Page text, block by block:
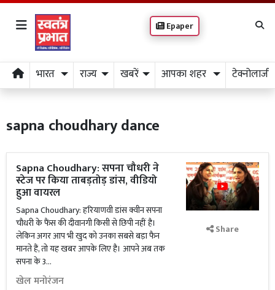
Epaper
भारत राज्य खबरें आपका शहर टेक्नोलाजी
sapna choudhary dance
Sapna Choudhary: सपना चौधरी ने
स्टेज पर किया ताबड़तोड़ डांस, वीडियो
हुआ वायरल
Sapna Choudhary: हरियाणवी डांस क्वीन सपना
चौधरी के फैंस की दीवानगी किसी से छिपी नहीं है।
लेकिन अगर आप भी खुद को उनका सबसे बड़ा फैन
मानते हैं, तो यह खबर आपके लिए है। आपने अब तक
सपना के 3...
खेल मनोरंजन
Share